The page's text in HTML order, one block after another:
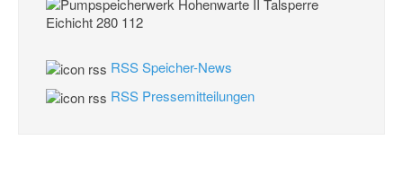
RSS Speicher-News
RSS Pressemitteilungen